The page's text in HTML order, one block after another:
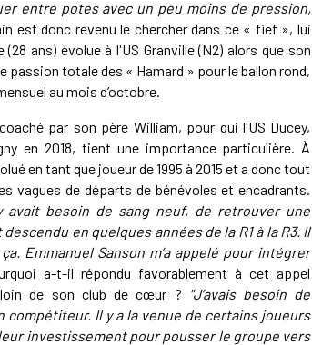
entre potes avec un peu moins de pression,
est donc revenu le chercher dans ce « fief », lui
ans) évolue à l'US Granville (N2) alors que son
passion totale des « Hamard » pour le ballon rond,
au mois d’octobre.
par son père William, pour qui l'US Ducey,
en 2018, tient une importance particulière. À
en tant que joueur de 1995 à 2015 et a donc tout
vagues de départs de bénévoles et encadrants.
avait besoin de sang neuf, de retrouver une
en quelques années de la R1 à la R3. Il
Emmanuel Sanson m’a appelé pour intégrer
a-t-il répondu favorablement à cet appel
de son club de cœur ? "J’avais besoin de
compétiteur. Il y a la venue de certains joueurs
investissement pour pousser le groupe vers